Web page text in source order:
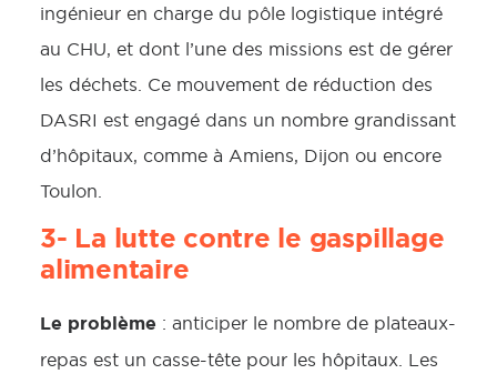
ingénieur en charge du pôle logistique intégré
au CHU, et dont l’une des missions est de gérer
les déchets. Ce mouvement de réduction des
DASRI est engagé dans un nombre grandissant
d’hôpitaux, comme à Amiens, Dijon ou encore
Toulon.
3- La lutte contre le gaspillage
alimentaire
Le problème : anticiper le nombre de plateaux-
repas est un casse-tête pour les hôpitaux. Les